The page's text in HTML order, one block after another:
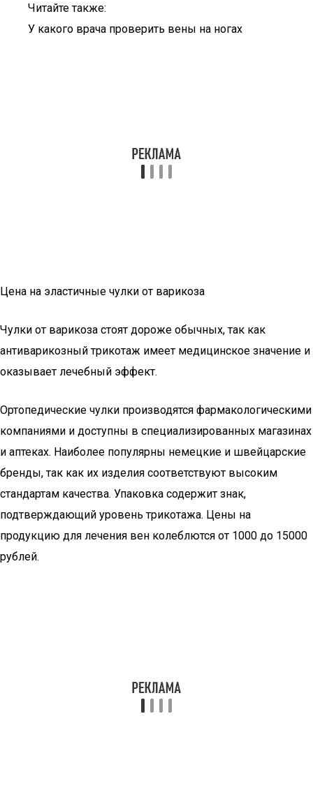
Читайте также:
У какого врача проверить вены на ногах
Цена на эластичные чулки от варикоза
Чулки от варикоза стоят дороже обычных, так как
антиварикозный трикотаж имеет медицинское значение и
оказывает лечебный эффект.
Ортопедические чулки производятся фармакологическими
компаниями и доступны в специализированных магазинах
и аптеках. Наиболее популярны немецкие и швейцарские
бренды, так как их изделия соответствуют высоким
стандартам качества. Упаковка содержит знак,
подтверждающий уровень трикотажа. Цены на
продукцию для лечения вен колеблются от 1000 до 15000
рублей.